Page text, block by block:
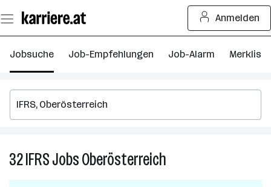
Seiteninhalt
springen
Anmelden
Jobsuche Job-Empfehlungen Job-Alarm Merkliste
32IFRSJobsOberösterreich